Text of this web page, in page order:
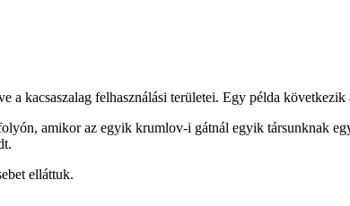
kacsaszalag felhasználási területei. Egy példa
amikor az egyik krumlov-i gátnál egyik társunknak
elláttuk.